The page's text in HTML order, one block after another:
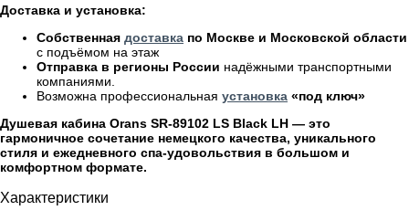
Доставка и установка:
Собственная доставка по Москве и Московской области
с подъёмом на этаж
Отправка в регионы России надёжными транспортными
компаниями.
Возможна профессиональная установка «под ключ»
Душевая кабина Orans SR-89102 LS Black LH — это
гармоничное сочетание немецкого качества, уникального
стиля и ежедневного спа-удовольствия в большом и
комфортном формате.
Характеристики